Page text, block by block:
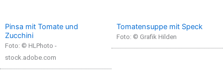
Pinsa mit Tomate und
Zucchini
Foto: © HLPhoto -
stock.adobe.com
Tomatensuppe mit Speck
Foto: © Grafik Hilden